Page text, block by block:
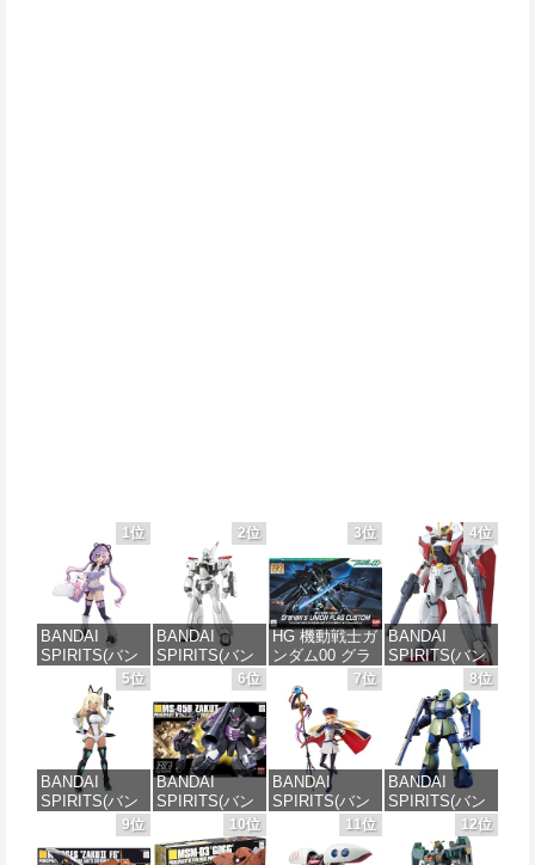
1位
BANDAI
SPIRITS(バン
ダイ スピリッ
ツ) 30MS SIS-
J00 メルンジ
ャ[カラーA] 色
分け済みプラ
モデル
価格：¥4,200
2位
BANDAI
SPIRITS(バン
ダイ スピリッ
ツ) 機動警察パ
トレイバー
EZY RG 1/48
AV-98Plus (イ
ングラム・プ
ラス) 色分け済
みプラモデル
価格：¥6,600
3位
HG 機動戦士ガ
ンダム00 グラ
ハム専用ユニ
オンフラッグ
カスタム 1/144
スケール 色分
け済みプラモ
デル
価格：¥1,800
4位
BANDAI
SPIRITS(バン
ダイ スピリッ
ツ) HGAW 機
動新世紀ガン
ダムX ガンダ
ムエアマスタ
ー 1/144スケー
ル 色分け済み
プラモデル
価格：¥3,600
5位
BANDAI
SPIRITS(バン
ダイスピリッ
ツ) 30MS SIS-
H00 セスティ
6位
BANDAI
SPIRITS(バン
ダイ スピリッ
ツ) HGUC 機動
戦士ガンダム
7位
BANDAI
SPIRITS(バン
ダイ スピリッ
Fate/Grand
8位
BANDAI
SPIRITS(バン
ダイ スピリッ
ツ) HGUC
1/144 HGUC
9位 10位 11位 12位